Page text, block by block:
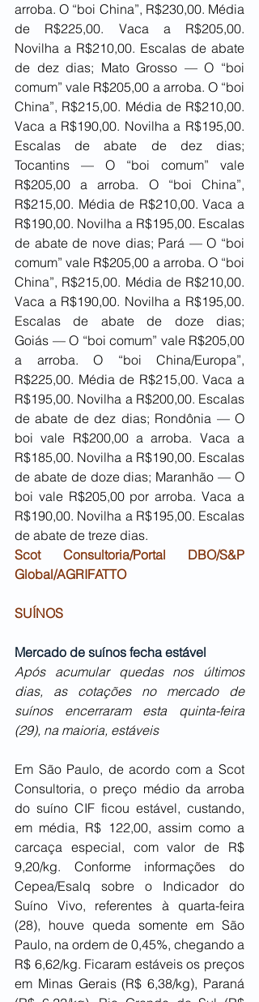
arroba. O “boi China”, R$230,00. Média
de R$225,00. Vaca a R$205,00.
Novilha a R$210,00. Escalas de abate
de dez dias; Mato Grosso — O “boi
comum” vale R$205,00 a arroba. O “boi
China”, R$215,00. Média de R$210,00.
Vaca a R$190,00. Novilha a R$195,00.
Escalas de abate de dez dias;
Tocantins — O “boi comum” vale
R$205,00 a arroba. O “boi China”,
R$215,00. Média de R$210,00. Vaca a
R$190,00. Novilha a R$195,00. Escalas
de abate de nove dias; Pará — O “boi
comum” vale R$205,00 a arroba. O “boi
China”, R$215,00. Média de R$210,00.
Vaca a R$190,00. Novilha a R$195,00.
Escalas de abate de doze dias;
Goiás — O “boi comum” vale R$205,00
a arroba. O “boi China/Europa”,
R$225,00. Média de R$215,00. Vaca a
R$195,00. Novilha a R$200,00. Escalas
de abate de dez dias; Rondônia — O
boi vale R$200,00 a arroba. Vaca a
R$185,00. Novilha a R$190,00. Escalas
de abate de doze dias; Maranhão — O
boi vale R$205,00 por arroba. Vaca a
R$190,00. Novilha a R$195,00. Escalas
de abate de treze dias.
Scot Consultoria/Portal DBO/S&P
Global/AGRIFATTO
SUÍNOS
Mercado de suínos fecha estável
Após acumular quedas nos últimos
dias, as cotações no mercado de
suínos encerraram esta quinta-feira
(29), na maioria, estáveis
Em São Paulo, de acordo com a Scot
Consultoria, o preço médio da arroba
do suíno CIF ficou estável, custando,
em média, R$ 122,00, assim como a
carcaça especial, com valor de R$
9,20/kg. Conforme informações do
Cepea/Esalq sobre o Indicador do
Suíno Vivo, referentes à quarta-feira
(28), houve queda somente em São
Paulo, na ordem de 0,45%, chegando a
R$ 6,62/kg. Ficaram estáveis os preços
em Minas Gerais (R$ 6,38/kg), Paraná